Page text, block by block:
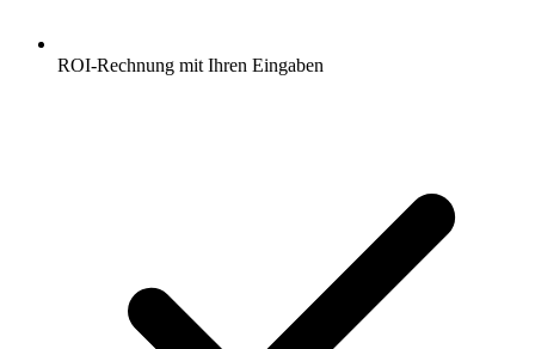
ROI-Rechnung mit Ihren Eingaben